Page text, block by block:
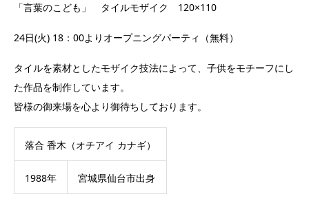
「言葉のこども」 タイルモザイク 120×110
24日(火) 18：00よりオープニングパーティ（無料）
タイルを素材としたモザイク技法によって、子供をモチーフにし
た作品を制作しています。
皆様の御来場を心より御待ちしております。
落合 香木（オチアイ カナギ）
1988年 宮城県仙台市出身